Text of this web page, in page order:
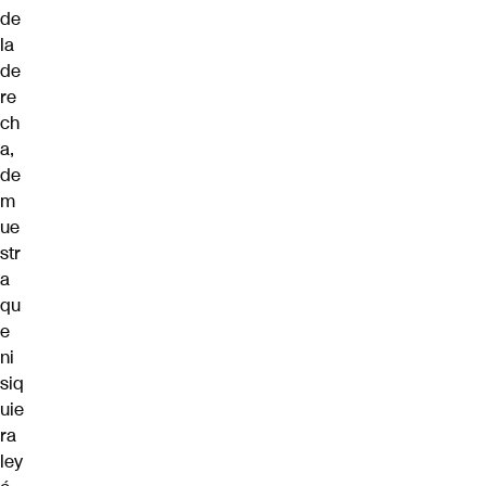
de
la
de
re
ch
a,
de
m
ue
str
a
qu
e
ni
siq
uie
ra
ley